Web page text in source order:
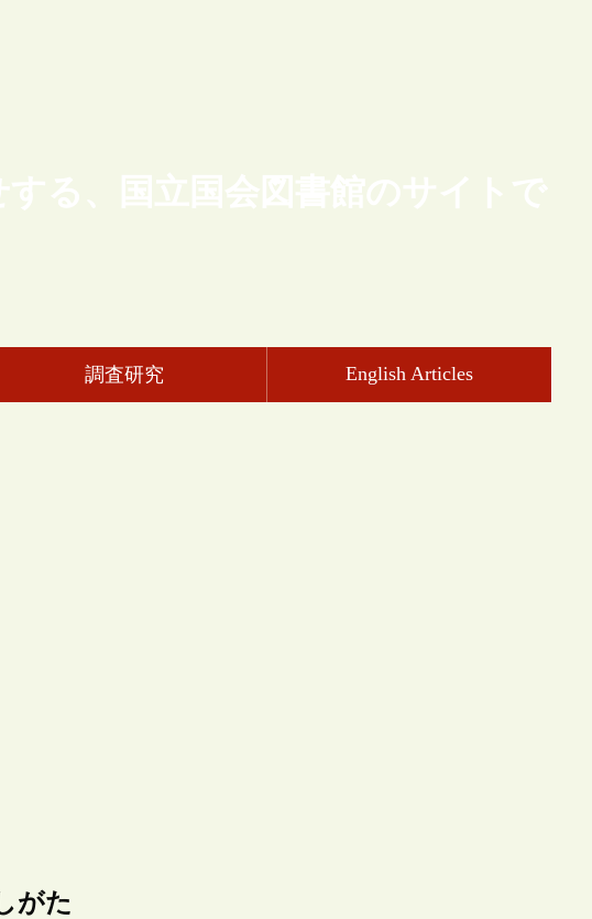
る、国立国会図書館のサイトで
調査研究 English Articles
がた